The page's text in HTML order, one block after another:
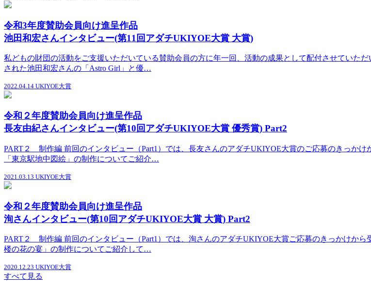
令和3年度賛助会員向け進呈作品
池田和宏さんインタビュー(第11回アダチUKIYOE大賞 大賞)
私どもの財団の活動をご支援いただいている賛助会員の方に年一回、活動の成果として配付させていた
された池田和宏さんの「Astro Girl」と優…
2022.04.14 UKIYOE大賞
令和２年度賛助会員向け進呈作品
長友由紀さんインタビュー(第10回アダチUKIYOE大賞 優秀賞) Part2
PART２ 制作編 前回のインタビュー（Part1）では、長友さんのアダチUKIYOE大賞のご応募のきっか
「東京駅地中図絵」の制作についてご紹介…
2021.03.13 UKIYOE大賞
令和２年度賛助会員向け進呈作品
洵さんインタビュー(第10回アダチUKIYOE大賞 大賞) Part2
PART２ 制作編 前回のインタビュー（Part1）では、洵さんのアダチUKIYOE大賞ご応募のきっかけか
楼の花の宴」の制作についてご紹介して…
2020.12.23 UKIYOE大賞
すべて見る